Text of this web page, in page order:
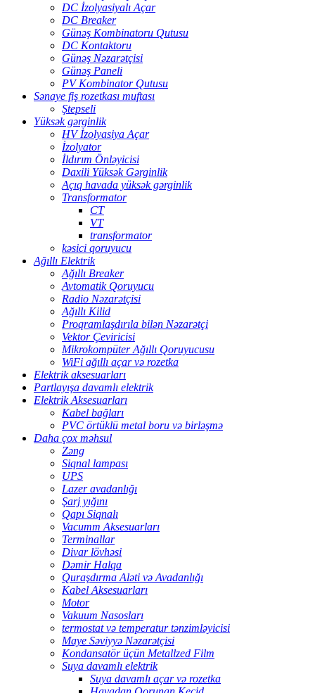
DC İzolyasiyalı Açar
DC Breaker
Günəş Kombinatoru Qutusu
DC Kontaktoru
Günəş Nəzarətçisi
Günəş Paneli
PV Kombinator Qutusu
Sənaye fiş rozetkası muftası
Ştepseli
Yüksək gərginlik
HV İzolyasiya Açar
İzolyator
İldırım Önləyicisi
Daxili Yüksək Gərginlik
Açıq havada yüksək gərginlik
Transformator
CT
VT
transformator
kəsici qoruyucu
Ağıllı Elektrik
Ağıllı Breaker
Avtomatik Qoruyucu
Radio Nəzarətçisi
Ağıllı Kilid
Proqramlaşdırıla bilən Nəzarətçi
Vektor Çeviricisi
Mikrokompüter Ağıllı Qoruyucusu
WiFi ağıllı açar və rozetka
Elektrik aksesuarları
Partlayışa davamlı elektrik
Elektrik Aksesuarları
Kabel bağları
PVC örtüklü metal boru və birləşmə
Daha çox məhsul
Zəng
Siqnal lampası
UPS
Lazer avadanlığı
Şarj yığını
Qapı Siqnalı
Vacumm Aksesuarları
Terminallar
Divar lövhəsi
Dəmir Halqa
Quraşdırma Aləti və Avadanlığı
Kabel Aksesuarları
Motor
Vakuum Nasosları
termostat və temperatur tənzimləyicisi
Maye Səviyyə Nəzarətçisi
Kondansatör üçün Metallzed Film
Suya davamlı elektrik
Suya davamlı açar və rozetka